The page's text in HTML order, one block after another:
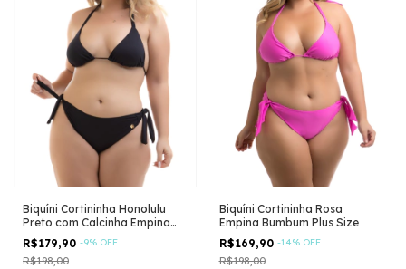
Biquíni Cortininha Honolulu
Preto com Calcinha Empina
Bumbum
R$179,90 -9% OFF
R$198,00
Biquíni Cortininha Rosa
Empina Bumbum Plus Size
R$169,90 -14% OFF
R$198,00